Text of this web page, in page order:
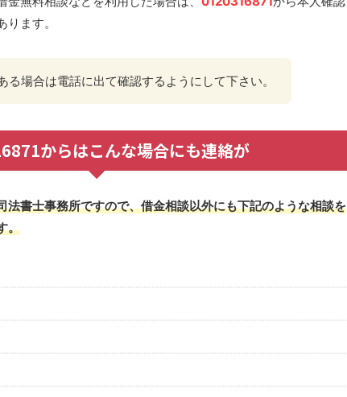
ます。
る場合は電話に出て確認するようにして下さい。
からはこんな場合にも連絡が
法書士事務所ですので、借金相談以外にも下記のような相談を
。